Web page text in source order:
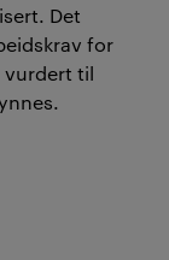
Det
for
vurdert til